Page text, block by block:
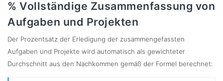
% Vollständige Zusammenfassung von
Aufgaben und Projekten
Der Prozentsatz der Erledigung der zusammengefassten
Aufgaben und Projekte wird automatisch als gewichteter
Durchschnitt aus den Nachkommen gemäß der Formel berechnet: